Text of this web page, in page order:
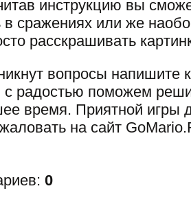
инструкцию вы
в сражениях или же
расскрашивать
вопросы напишите
радостью поможем
время. Приятной игры
на сайт
: 0